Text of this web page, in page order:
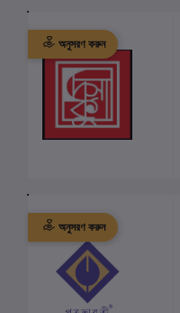
অনুসরণ করুন
অনুসরণ করুন